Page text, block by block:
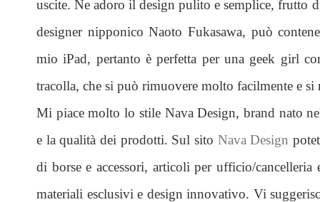
uscite. Ne adoro il design pulito e semplice, frutto
designer nipponico Naoto Fukasawa, può
mio iPad, pertanto è perfetta per una geek girl
tracolla, che si può rimuovere molto facilmente e
Mi piace molto lo stile Nava Design, brand nato
e la qualità dei prodotti. Sul sito Nava Design
di borse e accessori, articoli per ufficio/
materiali esclusivi e design innovativo. Vi